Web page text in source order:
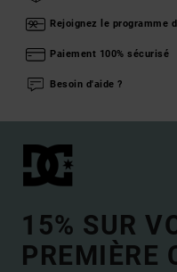
Rejoignez le programme
Paiement 100% sécurisé
Besoin d'aide ?
15% SUR
PREMIÈRE